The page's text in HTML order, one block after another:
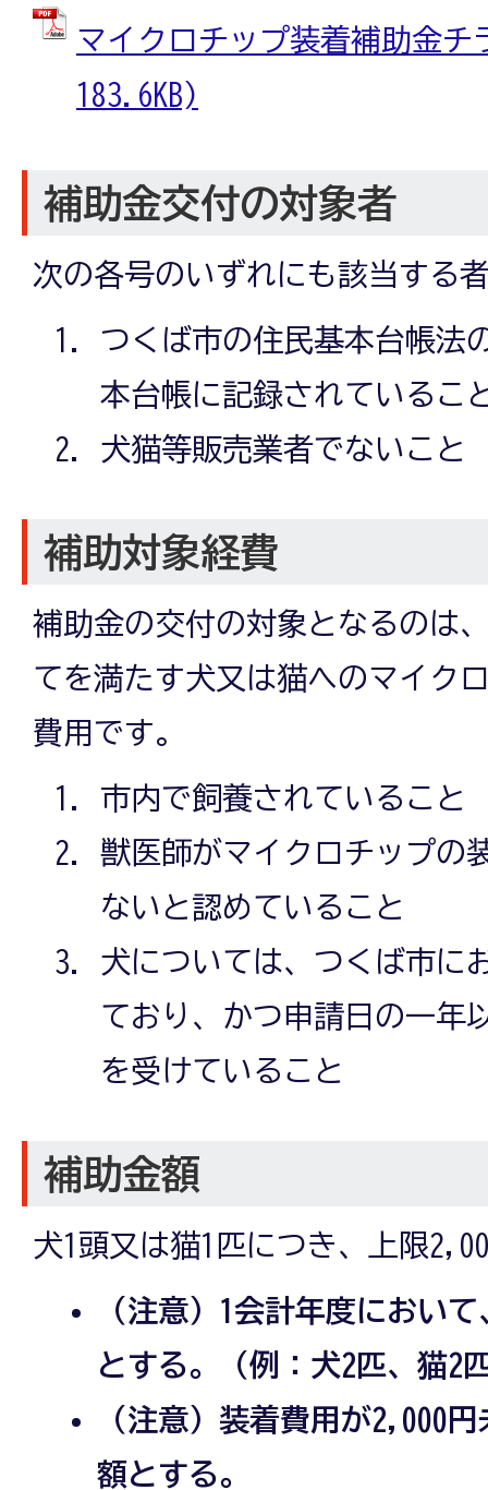
マイクロチップ装着補助金チ
183.6KB)
補助金交付の対象者
次の各号のいずれにも該当する
つくば市の住民基本台帳法
本台帳に記録されているこ
犬猫等販売業者でないこと
補助対象経費
補助金の交付の対象となるのは
てを満たす犬又は猫へのマイク
費用です。
市内で飼養されていること
獣医師がマイクロチップの
ないと認めていること
犬については、つくば市に
ており、かつ申請日の一年
を受けていること
補助金額
犬1頭又は猫1匹につき、上限
（注意）1会計年度におい
とする。（例：犬2匹、猫2
（注意）装着費用が2,000
額とする。